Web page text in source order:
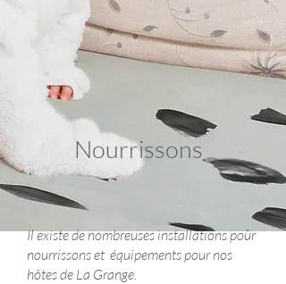
Nourrissons
Il existe de nombreuses installations pour
nourrissons et équipements pour nos
hôtes de La Grange.